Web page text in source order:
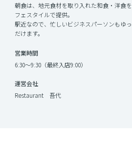
朝食は、地元食材を取り入れた和食・洋食
フェスタイルで提供。
駅近なので、忙しいビジネスパーソンもゆ
だけます。
営業時間
6:30～9:30（最終入店9:00）
運営会社
Restaurant 吾代